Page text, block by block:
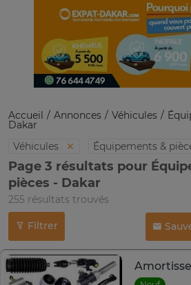
Accueil Annonces Véhicules
Dakar
Véhicules
Équipements &
Page 3 résultats pour
pièces - Dakar
255 résultats trouvés
Filtrer